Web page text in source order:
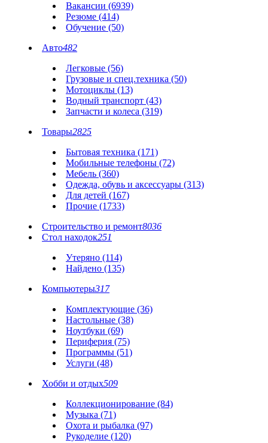
Вакансии (6939)
Резюме (414)
Обучение (50)
Авто482
Легковые (56)
Грузовые и спец.техника (50)
Мотоциклы (13)
Водный транспорт (43)
Запчасти и колеса (319)
Товары2825
Бытовая техника (171)
Мобильные телефоны (72)
Мебель (360)
Одежда, обувь и аксессуары (313)
Для детей (167)
Прочие (1733)
Строительство и ремонт8036
Стол находок251
Утеряно (114)
Найдено (135)
Компьютеры317
Комплектующие (36)
Настольные (38)
Ноутбуки (69)
Периферия (75)
Программы (51)
Услуги (48)
Хобби и отдых509
Коллекционирование (84)
Музыка (71)
Охота и рыбалка (97)
Рукоделие (120)